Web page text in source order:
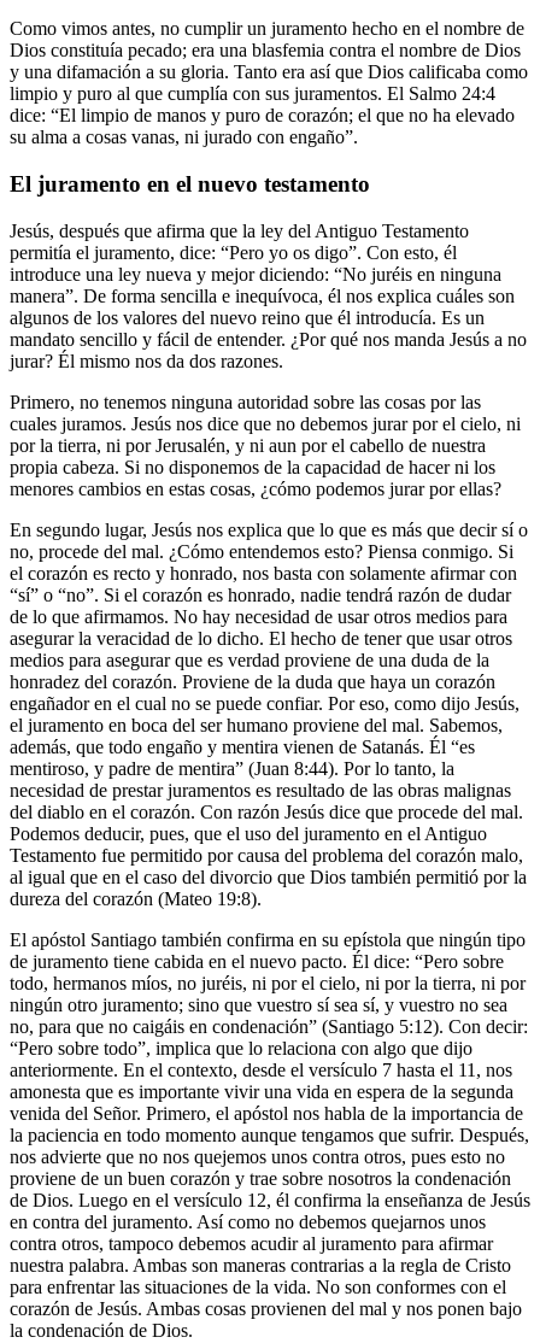
Como vimos antes, no cumplir un juramento hecho en el nombre de
Dios constituía pecado; era una blasfemia contra el nombre de Dios
y una difamación a su gloria. Tanto era así que Dios calificaba como
limpio y puro al que cumplía con sus juramentos. El Salmo 24:4
dice: “El limpio de manos y puro de corazón; el que no ha elevado
su alma a cosas vanas, ni jurado con engaño”.
El juramento en el nuevo testamento
Jesús, después que afirma que la ley del Antiguo Testamento
permitía el juramento, dice: “Pero yo os digo”. Con esto, él
introduce una ley nueva y mejor diciendo: “No juréis en ninguna
manera”. De forma sencilla e inequívoca, él nos explica cuáles son
algunos de los valores del nuevo reino que él introducía. Es un
mandato sencillo y fácil de entender. ¿Por qué nos manda Jesús a no
jurar? Él mismo nos da dos razones.
Primero, no tenemos ninguna autoridad sobre las cosas por las
cuales juramos. Jesús nos dice que no debemos jurar por el cielo, ni
por la tierra, ni por Jerusalén, y ni aun por el cabello de nuestra
propia cabeza. Si no disponemos de la capacidad de hacer ni los
menores cambios en estas cosas, ¿cómo podemos jurar por ellas?
En segundo lugar, Jesús nos explica que lo que es más que decir sí o
no, procede del mal. ¿Cómo entendemos esto? Piensa conmigo. Si
el corazón es recto y honrado, nos basta con solamente afirmar con
“sí” o “no”. Si el corazón es honrado, nadie tendrá razón de dudar
de lo que afirmamos. No hay necesidad de usar otros medios para
asegurar la veracidad de lo dicho. El hecho de tener que usar otros
medios para asegurar que es verdad proviene de una duda de la
honradez del corazón. Proviene de la duda que haya un corazón
engañador en el cual no se puede confiar. Por eso, como dijo Jesús,
el juramento en boca del ser humano proviene del mal. Sabemos,
además, que todo engaño y mentira vienen de Satanás. Él “es
mentiroso, y padre de mentira” (Juan 8:44). Por lo tanto, la
necesidad de prestar juramentos es resultado de las obras malignas
del diablo en el corazón. Con razón Jesús dice que procede del mal.
Podemos deducir, pues, que el uso del juramento en el Antiguo
Testamento fue permitido por causa del problema del corazón malo,
al igual que en el caso del divorcio que Dios también permitió por la
dureza del corazón (Mateo 19:8).
El apóstol Santiago también confirma en su epístola que ningún tipo
de juramento tiene cabida en el nuevo pacto. Él dice: “Pero sobre
todo, hermanos míos, no juréis, ni por el cielo, ni por la tierra, ni por
ningún otro juramento; sino que vuestro sí sea sí, y vuestro no sea
no, para que no caigáis en condenación” (Santiago 5:12). Con decir:
“Pero sobre todo”, implica que lo relaciona con algo que dijo
anteriormente. En el contexto, desde el versículo 7 hasta el 11, nos
amonesta que es importante vivir una vida en espera de la segunda
venida del Señor. Primero, el apóstol nos habla de la importancia de
la paciencia en todo momento aunque tengamos que sufrir. Después,
nos advierte que no nos quejemos unos contra otros, pues esto no
proviene de un buen corazón y trae sobre nosotros la condenación
de Dios. Luego en el versículo 12, él confirma la enseñanza de Jesús
en contra del juramento. Así como no debemos quejarnos unos
contra otros, tampoco debemos acudir al juramento para afirmar
nuestra palabra. Ambas son maneras contrarias a la regla de Cristo
para enfrentar las situaciones de la vida. No son conformes con el
corazón de Jesús. Ambas cosas provienen del mal y nos ponen bajo
la condenación de Dios.